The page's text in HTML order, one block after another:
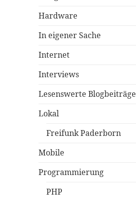
Hardware
In eigener Sache
Internet
Interviews
Lesenswerte Blogbeiträge
Lokal
Freifunk Paderborn
Mobile
Programmierung
PHP